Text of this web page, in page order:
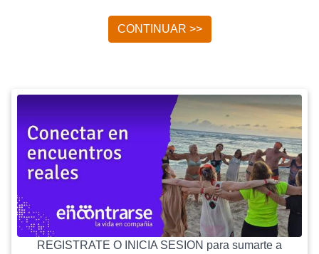
CONTINUAR >>
REGISTRATE O INICIA SESION para sumarte a